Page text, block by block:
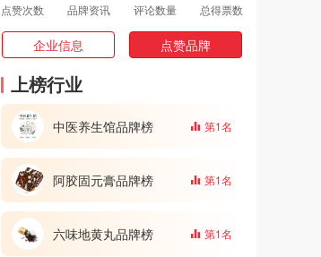
胶块/阿胶固元膏/阿胶原粉/铁皮枫斗/野生灵芝/瘦身
丹参片/健脾丸/椰子粉/芝麻丸/鼻炎药/金银花茶/冰敷
眼罩/护肝醒酒植物饮品/中医保健/花果茶/一洗黑/胸
部护理/蜂蜜/黄芪霜/大健康加盟代理/中医养生馆/理
疗馆
点赞次数 品牌资讯 评论数量 总得票数
企业信息 点赞品牌
上榜行业
中医养生馆品牌榜 第1名
阿胶固元膏品牌榜 第1名
六味地黄丸品牌榜 第1名